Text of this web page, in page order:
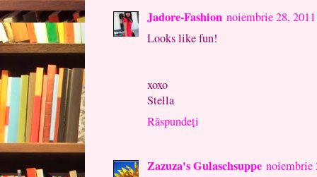
Jadore-Fashion noiembrie 28, 2011
Looks like fun!
xoxo
Stella
Răspundeți
Zazuza's Gulaschsuppe noiembrie